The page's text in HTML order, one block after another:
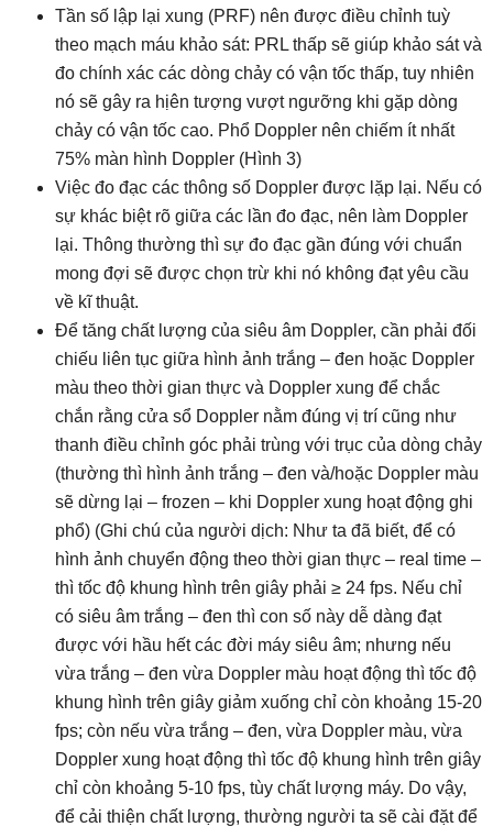
Tần số lập lại xung (PRF) nên được điều chỉnh tuỳ
theo mạch máu khảo sát: PRL thấp sẽ giúp khảo sát và
đo chính xác các dòng chảy có vận tốc thấp, tuy nhiên
nó sẽ gây ra hịên tượng vượt ngưỡng khi gặp dòng
chảy có vận tốc cao. Phổ Doppler nên chiếm ít nhất
75% màn hình Doppler (Hình 3)
Việc đo đạc các thông số Doppler được lặp lại. Nếu có
sự khác biệt rõ giữa các lần đo đạc, nên làm Doppler
lại. Thông thường thì sự đo đạc gần đúng với chuẩn
mong đợi sẽ được chọn trừ khi nó không đạt yêu cầu
về kĩ thuật.
Để tăng chất lượng của siêu âm Doppler, cần phải đối
chiếu liên tục giữa hình ảnh trắng – đen hoặc Doppler
màu theo thời gian thực và Doppler xung để chắc
chắn rằng cửa sổ Doppler nằm đúng vị trí cũng như
thanh điều chỉnh góc phải trùng với trục của dòng chảy
(thường thì hình ảnh trắng – đen và/hoặc Doppler màu
sẽ dừng lại – frozen – khi Doppler xung hoạt động ghi
phổ) (Ghi chú của người dịch: Như ta đã biết, để có
hình ảnh chuyển động theo thời gian thực – real time –
thì tốc độ khung hình trên giây phải ≥ 24 fps. Nếu chỉ
có siêu âm trắng – đen thì con số này dễ dàng đạt
được với hầu hết các đời máy siêu âm; nhưng nếu
vừa trắng – đen vừa Doppler màu hoạt động thì tốc độ
khung hình trên giây giảm xuống chỉ còn khoảng 15-20
fps; còn nếu vừa trắng – đen, vừa Doppler màu, vừa
Doppler xung hoạt động thì tốc độ khung hình trên giây
chỉ còn khoảng 5-10 fps, tùy chất lượng máy. Do vậy,
để cải thiện chất lượng, thường người ta sẽ cài đặt để